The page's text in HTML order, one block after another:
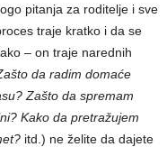
pitanja za roditelje i sve
traje kratko i da se
– on traje narednih
da radim domaće
Zašto da spremam
Kako da pretražujem
itd.) ne želite da dajete